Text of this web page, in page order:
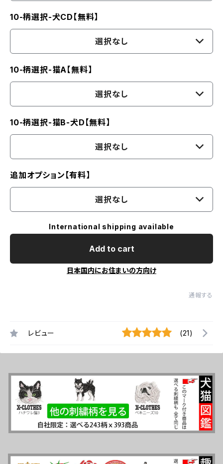
10-柄選択-犬CD【無料】
選択なし
10-柄選択-猫A【無料】
選択なし
10-柄選択-猫B-犬D【無料】
選択なし
追加オプション【有料】
選択なし
International shipping available
Add to cart
日本国内にお住まいの方向け
通報する
レビュー (21)